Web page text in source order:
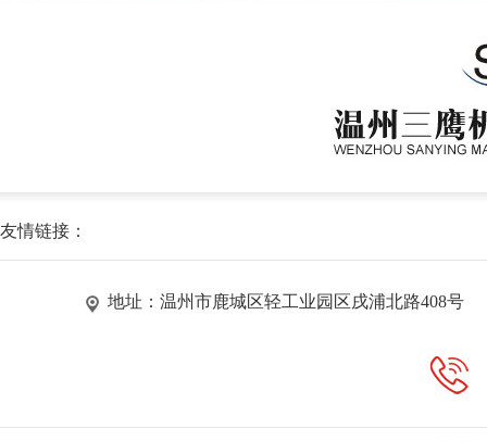
友情链接：
地址：温州市鹿城区轻工业园区戌浦北路408号